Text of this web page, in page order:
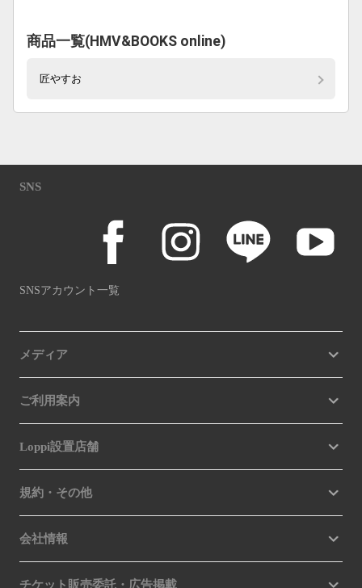
商品一覧(HMV&BOOKS online)
匠やすお
SNS
SNSアカウント一覧
メディア
ご利用案内
Loppi設置店舗
規約・その他
会社情報
チケット販売委託・広告掲載